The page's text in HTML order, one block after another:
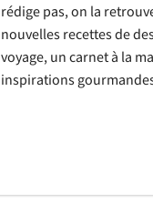
rédige pas, on la
nouvelles recettes de
voyage, un carnet à la
inspirations